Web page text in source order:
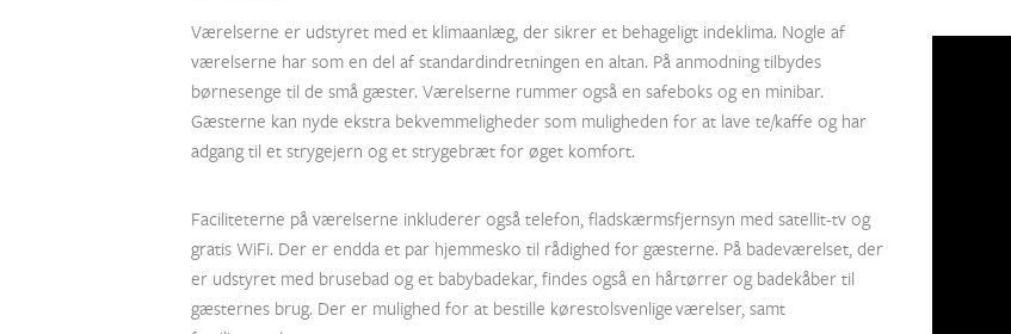
Værelserne er udstyret med et klimaanlæg, der sikrer et behageligt indeklima. Nogle af
værelserne har som en del af standardindretningen en altan. På anmodning tilbydes
børnesenge til de små gæster. Værelserne rummer også en safeboks og en minibar.
Gæsterne kan nyde ekstra bekvemmeligheder som muligheden for at lave te/kaffe og har
adgang til et strygejern og et strygebræt for øget komfort.
Faciliteterne på værelserne inkluderer også telefon, fladskærmsfjernsyn med satellit-tv og
gratis WiFi. Der er endda et par hjemmesko til rådighed for gæsterne. På badeværelset, der
er udstyret med brusebad og et babybadekar, findes også en hårtørrer og badekåber til
gæsternes brug. Der er mulighed for at bestille kørestolsvenlige værelser, samt